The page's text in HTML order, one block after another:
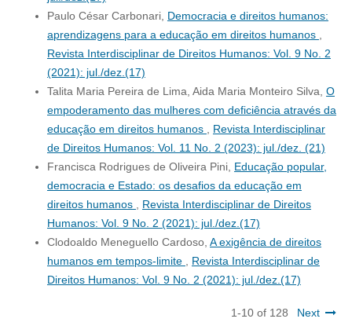
Paulo César Carbonari, Democracia e direitos humanos:
aprendizagens para a educação em direitos humanos ,
Revista Interdisciplinar de Direitos Humanos: Vol. 9 No. 2
(2021): jul./dez.(17)
Talita Maria Pereira de Lima, Aida Maria Monteiro Silva, O
empoderamento das mulheres com deficiência através da
educação em direitos humanos , Revista Interdisciplinar
de Direitos Humanos: Vol. 11 No. 2 (2023): jul./dez. (21)
Francisca Rodrigues de Oliveira Pini, Educação popular,
democracia e Estado: os desafios da educação em
direitos humanos , Revista Interdisciplinar de Direitos
Humanos: Vol. 9 No. 2 (2021): jul./dez.(17)
Clodoaldo Meneguello Cardoso, A exigência de direitos
humanos em tempos-limite , Revista Interdisciplinar de
Direitos Humanos: Vol. 9 No. 2 (2021): jul./dez.(17)
1-10 of 128 Next